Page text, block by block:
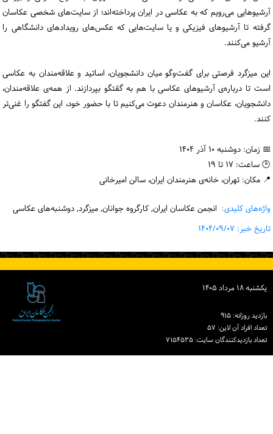
آرشیوهایی می‌رویم که به عکاسی در ایران پرداخته‌اند؛ از سایت‌های شخصی عکاسان
گرفته تا آرشیوهای فیزیکی و یا سایت‌هایی که عکس‌های رویدادهای دانشگاهی را
آرشیو می‌کنند.
این میزگرد فرصتی برای گفت‌وگو میان دانشجویان، اساتید و علاقه‌مندان به عکاسی
است تا درباره‌ی آرشیوهای عکاسی با هم به گقتگو بپردازند. از همه‌ی علاقه‌مندان،
دانشجویان، عکاسان و هنرمندان دعوت می‌کنیم تا با حضور خود، این گفتگو را غنی‌تر
کنند.
📅 زمان: دوشنبه ۱۰ آذر ۱۴۰۴
🕒 ساعت: ۱۷ تا ۱۹
📍 مکان: تهران، خانه‌ی هنرمندان ایران، سالن امیرخانی
واژه‌های کلیدی: انجمن عکاسان ایران, کارگروه جوانان, میزگرد, دوشنبه‌های عکاسی
تاریخ خبر: ۱۴۰۴/۰۹/۰۷
یكشنبه ۱۸ مرداد ۱۴۰۵
بازدید روزانه: ۹۱۵
تعداد افراد آن لاین: ۵۷
تعداد بازدیدكنندگان سایت: ۷۱۵۴۵۳۵